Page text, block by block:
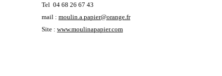
Tel 04 68 26 67 43
mail : moulin.a.papier@orange.fr
Site : www.moulinapapier.com